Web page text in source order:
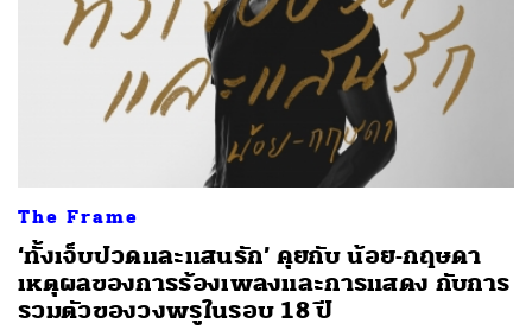
The Frame
‘ทั้งเจ็บปวดและแสนรัก’ คุยกับ น้อย-กฤษดา
เหตุผลของการร้องเพลงและการแสดง กับการ
รวมตัวของวงพรูในรอบ 18 ปี
SHARE TWEET LINE EMAIL